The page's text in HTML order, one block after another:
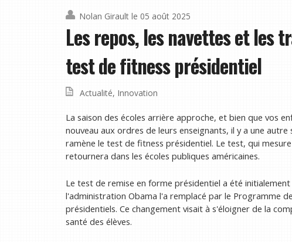
Nolan Girault le 05 août 2025
Les repos, les navettes et les
test de fitness présidentiel
Actualité, Innovation
La saison des écoles arrière approche, et bien que vos
nouveau aux ordres de leurs enseignants, il y a une
ramène le test de fitness présidentiel. Le test, qui
retournera dans les écoles publiques américaines.
Le test de remise en forme présidentiel a été
l'administration Obama l'a remplacé par le Programme
présidentiels. Ce changement visait à s'éloigner de la
santé des élèves.